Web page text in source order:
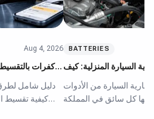
Aug 4, 2026
كفرات
دليل شامل
BATTERIES
السيارة المنزلية: كيف
السيارة من الأدوات
كل سائق في المملكة